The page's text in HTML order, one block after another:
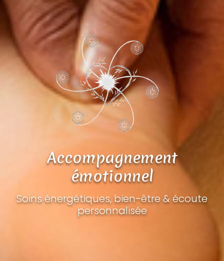
Accompagnement
émotionnel
Soins énergétiques, bien-être & écoute
personnalisée